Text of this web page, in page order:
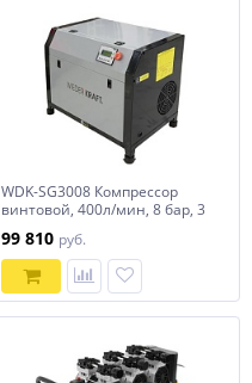
WDK-SG3008 Компрессор
винтовой, 400л/мин, 8 бар, 3
99 810 руб.